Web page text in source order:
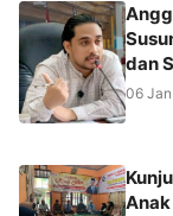
dan
06